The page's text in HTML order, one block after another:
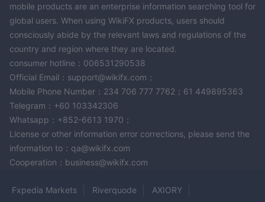
mobile products are an enterprise information searching tool for
global users. When using WikiFX products, users should
consciously abide by the relevant laws and regulations of the
country and region where they are located.
consumer hotline：006531290538
Official Email：support@wikifx.com；
Mobile Phone Number：234 706 777 7762；61 449895363
Telegram：+60 103342306
Whatsapp：+852-6613 1970；
License or other information error corrections, please send the
information to：qa@wikifx.com
Cooperation：business@wikifx.com
Fxpedia Markets Riverquode AXIORY